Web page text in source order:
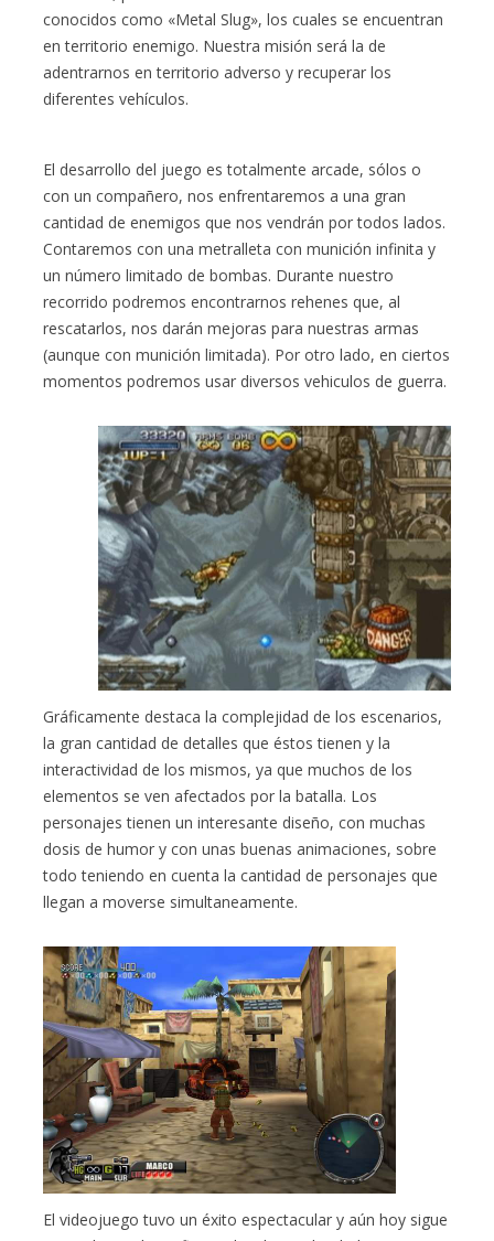
conocidos como «Metal Slug», los cuales se encuentran
en territorio enemigo. Nuestra misión será la de
adentrarnos en territorio adverso y recuperar los
diferentes vehículos.
El desarrollo del juego es totalmente arcade, sólos o
con un compañero, nos enfrentaremos a una gran
cantidad de enemigos que nos vendrán por todos lados.
Contaremos con una metralleta con munición infinita y
un número limitado de bombas. Durante nuestro
recorrido podremos encontrarnos rehenes que, al
rescatarlos, nos darán mejoras para nuestras armas
(aunque con munición limitada). Por otro lado, en ciertos
momentos podremos usar diversos vehiculos de guerra.
Gráficamente destaca la complejidad de los escenarios,
la gran cantidad de detalles que éstos tienen y la
interactividad de los mismos, ya que muchos de los
elementos se ven afectados por la batalla. Los
personajes tienen un interesante diseño, con muchas
dosis de humor y con unas buenas animaciones, sobre
todo teniendo en cuenta la cantidad de personajes que
llegan a moverse simultaneamente.
El videojuego tuvo un éxito espectacular y aún hoy sigue